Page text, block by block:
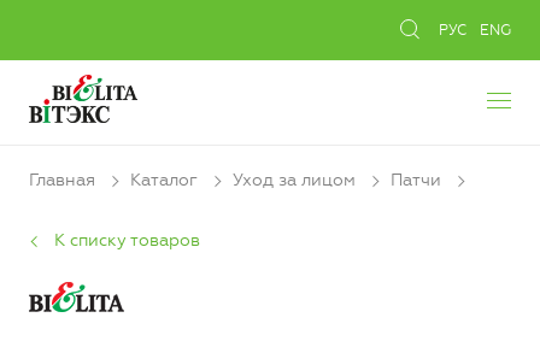
РУС ENG
Главная Каталог Уход за лицом Патчи
К списку товаров